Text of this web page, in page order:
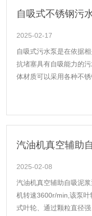
自吸式不锈钢污
2025-02-17
自吸式污水泵是在依据
抗堵塞具有自吸能力的
体材质可以采用各种不
或者卫生级的工况环境
体，是输送各类化工液
产......
汽油机真空辅助
2025-02-08
汽油机真空辅助自吸泥
机转速3600r/min,该泵
式叶轮、通过颗粒直径